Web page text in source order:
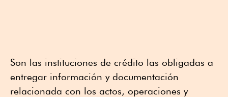
Son las instituciones de crédito las obligadas a
entregar información y documentación
relacionada con los actos, operaciones y